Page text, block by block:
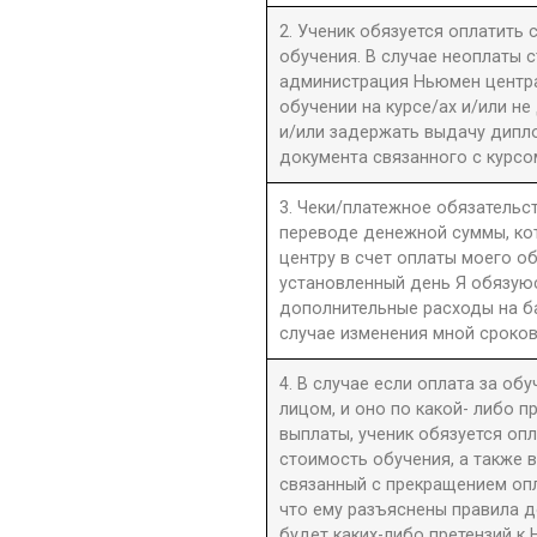
2. Ученик обязуется
обучения. В случае неоплаты
администрация Ньюмен
обучении на курсе/ах и/или
и/или задержать выдачу
документа связанного с
3. Чеки/платежное
переводе денежной суммы,
центру в счет оплаты моего
установленный день Я
дополнительные расходы на
случае изменения мной
4. В случае если оплата за
лицом, и оно по какой- либо
выплаты, ученик обязуется
стоимость обучения, а также
связанный с прекращением
что ему разъяснены правила